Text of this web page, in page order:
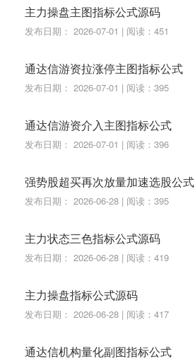
主力操盘主图指标公式源码
发布日期： 2026-07-01 | 阅读：451
通达信游资拉涨停主图指标公式
发布日期： 2026-07-01 | 阅读：395
通达信游资介入主图指标公式
发布日期： 2026-07-01 | 阅读：396
强势股超买再次放量加速选股公式
发布日期： 2026-06-28 | 阅读：395
主力状态三色指标公式源码
发布日期： 2026-06-28 | 阅读：419
主力操盘指标公式源码
发布日期： 2026-06-28 | 阅读：417
通达信机构量化副图指标公式